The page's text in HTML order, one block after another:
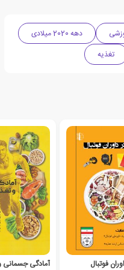
دهه 2020 میلادی
تغذیه
فوتبال